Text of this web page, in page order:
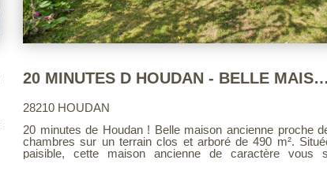
20 MINUTES D HOUDAN - BELLE MAISON ANCIENNE - PROCHE NOGENT LE ROI - 6 PIECES
28210 HOUDAN
20 minutes de Houdan ! Belle maison ancienne proche
chambres sur un terrain clos et arboré de 490 m². Située dans un environnement
paisible, cette maison ancienne de caractère vous